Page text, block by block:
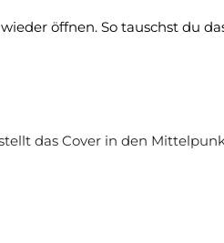
öffnen. So tauschst du
das Cover in den